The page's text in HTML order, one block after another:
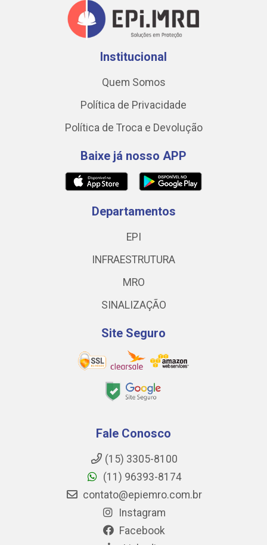
Institucional
Quem Somos
Política de Privacidade
Política de Troca e Devolução
Baixe já nosso APP
Departamentos
EPI
INFRAESTRUTURA
MRO
SINALIZAÇÃO
Site Seguro
Fale Conosco
(15) 3305-8100
(11) 96393-8174
contato@epiemro.com.br
Instagram
Facebook